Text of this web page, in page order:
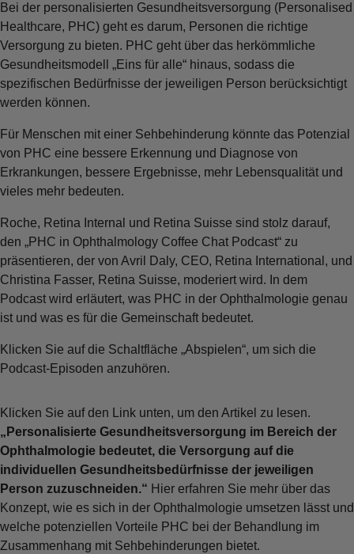
Bei der personalisierten Gesundheitsversorgung (Personalised
Healthcare, PHC) geht es darum, Personen die richtige
Versorgung zu bieten. PHC geht über das herkömmliche
Gesundheitsmodell „Eins für alle“ hinaus, sodass die
spezifischen Bedürfnisse der jeweiligen Person berücksichtigt
werden können.
Für Menschen mit einer Sehbehinderung könnte das Potenzial
von PHC eine bessere Erkennung und Diagnose von
Erkrankungen, bessere Ergebnisse, mehr Lebensqualität und
vieles mehr bedeuten.
Roche, Retina Internal und Retina Suisse sind stolz darauf,
den „PHC in Ophthalmology Coffee Chat Podcast“ zu
präsentieren, der von Avril Daly, CEO, Retina International, und
Christina Fasser, Retina Suisse, moderiert wird. In dem
Podcast wird erläutert, was PHC in der Ophthalmologie genau
ist und was es für die Gemeinschaft bedeutet.
Klicken Sie auf die Schaltfläche „Abspielen“, um sich die
Podcast-Episoden anzuhören.
Klicken Sie auf den Link unten, um den Artikel zu lesen.
„Personalisierte Gesundheitsversorgung im Bereich der
Ophthalmologie bedeutet, die Versorgung auf die
individuellen Gesundheitsbedürfnisse der jeweiligen
Person zuzuschneiden.“ Hier erfahren Sie mehr über das
Konzept, wie es sich in der Ophthalmologie umsetzen lässt und
welche potenziellen Vorteile PHC bei der Behandlung im
Zusammenhang mit Sehbehinderungen bietet.